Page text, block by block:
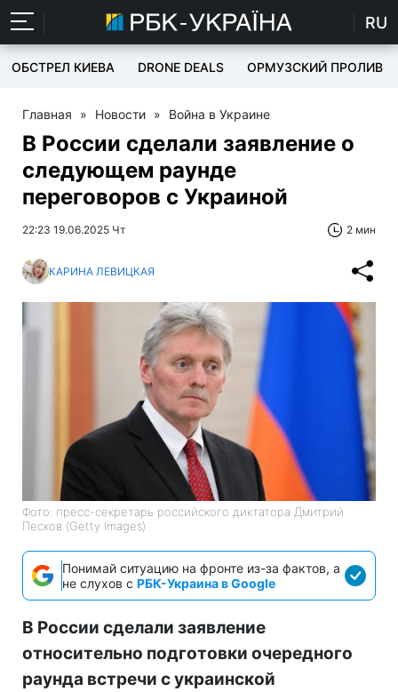
RU
ОБСТРЕЛ КИЕВА DRONE DEALS ОРМУЗСКИЙ ПРОЛИВ
Главная » Новости » Война в Украине
В России сделали заявление о
следующем раунде
переговоров с Украиной
22:23 19.06.2025 Чт 2 мин
КАРИНА ЛЕВИЦКАЯ
Фото: пресс-секретарь российского диктатора Дмитрий
Песков (Getty Images)
Понимай ситуацию на фронте из-за фактов, а
не слухов с РБК-Украина в Google
В России сделали заявление
относительно подготовки очередного
раунда встречи с украинской